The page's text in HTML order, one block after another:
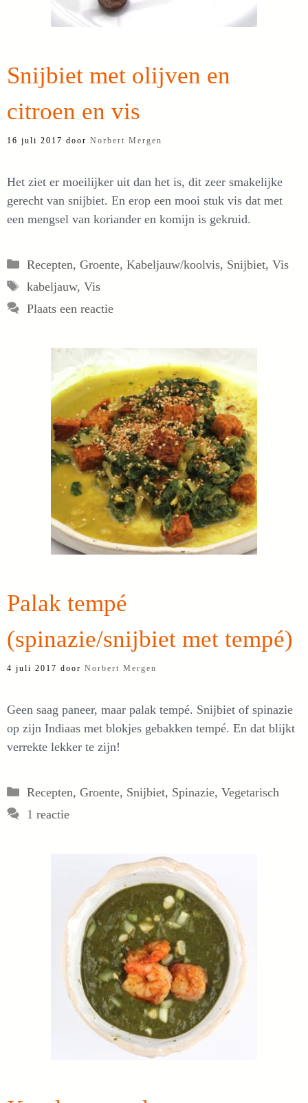
Snijbiet met olijven en
citroen en vis
16 juli 2017 door Norbert Mergen
Het ziet er moeilijker uit dan het is, dit zeer smakelijke
gerecht van snijbiet. En erop een mooi stuk vis dat met
een mengsel van koriander en komijn is gekruid.
Categorieën
Recepten, Groente, Kabeljauw/koolvis, Snijbiet, Vis
Tags
kabeljauw, Vis
Plaats een reactie
Palak tempé
(spinazie/snijbiet met tempé)
4 juli 2017 door Norbert Mergen
Geen saag paneer, maar palak tempé. Snijbiet of spinazie
op zijn Indiaas met blokjes gebakken tempé. En dat blijkt
verrekte lekker te zijn!
Categorieën
Recepten, Groente, Snijbiet, Spinazie, Vegetarisch
1 reactie